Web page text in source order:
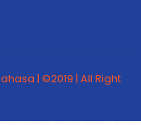
| ©2019 | All Right